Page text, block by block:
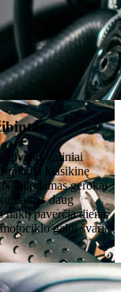
apvalūs galiniai
klasikinę
gerokai
daug
paverčia diena,
galui švarią